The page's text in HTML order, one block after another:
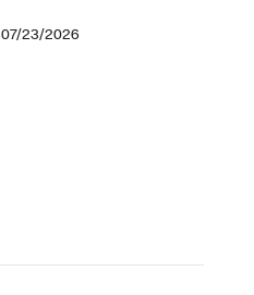
07/23/2026